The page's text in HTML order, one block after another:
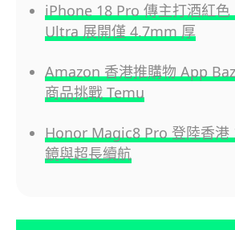
iPhone 18 Pro 傳主打酒紅
Ultra 展開僅 4.7mm 厚
Amazon 香港推購物 App
商品挑戰 Temu
Honor Magic8 Pro 登陸香港
鏡與超長續航